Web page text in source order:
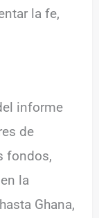
la fe,
informe
de
fondos,
la
Ghana,